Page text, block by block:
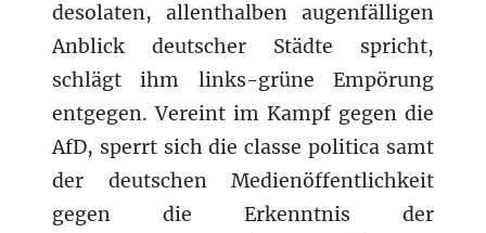
desolaten, allenthalben augenfälligen
Anblick deutscher Städte spricht,
schlägt ihm links-grüne Empörung
entgegen. Vereint im Kampf gegen die
AfD, sperrt sich die classe politica samt
der deutschen Medienöffentlichkeit
gegen die Erkenntnis der